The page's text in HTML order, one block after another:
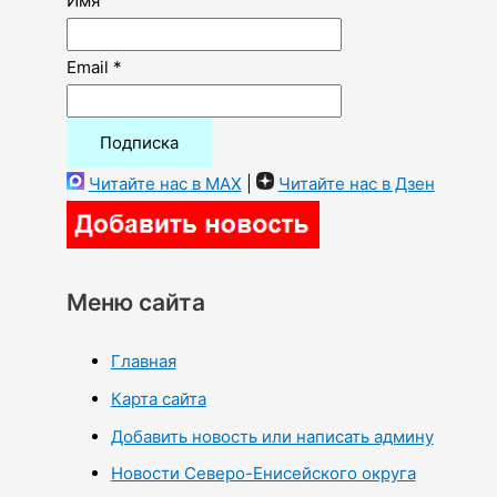
Email *
Читайте нас в MAX Читайте нас в Дзен
Меню сайта
Главная
Карта сайта
Добавить новость или написать админу
Новости Северо-Енисейского округа